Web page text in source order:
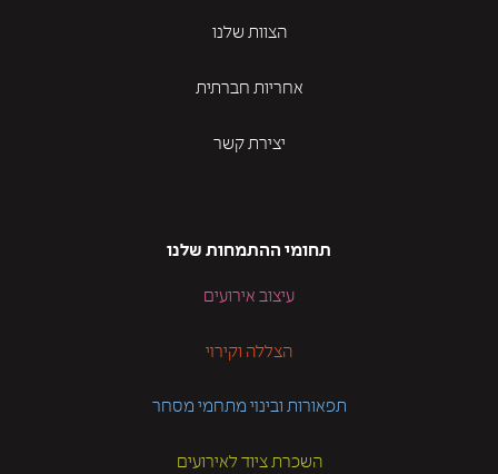
הצוות שלנו
אחריות חברתית
יצירת קשר
תחומי ההתמחות שלנו
עיצוב אירועים
הצללה וקירוי
תפאורות ובינוי מתחמי מסחר
השכרת ציוד לאירועים